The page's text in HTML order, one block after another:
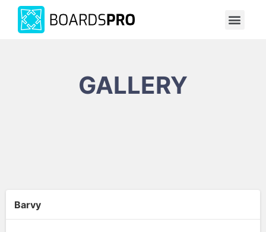
GALLERY
Barvy